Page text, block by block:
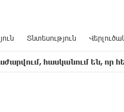
Տնտեսություն
են, որ հետևանք